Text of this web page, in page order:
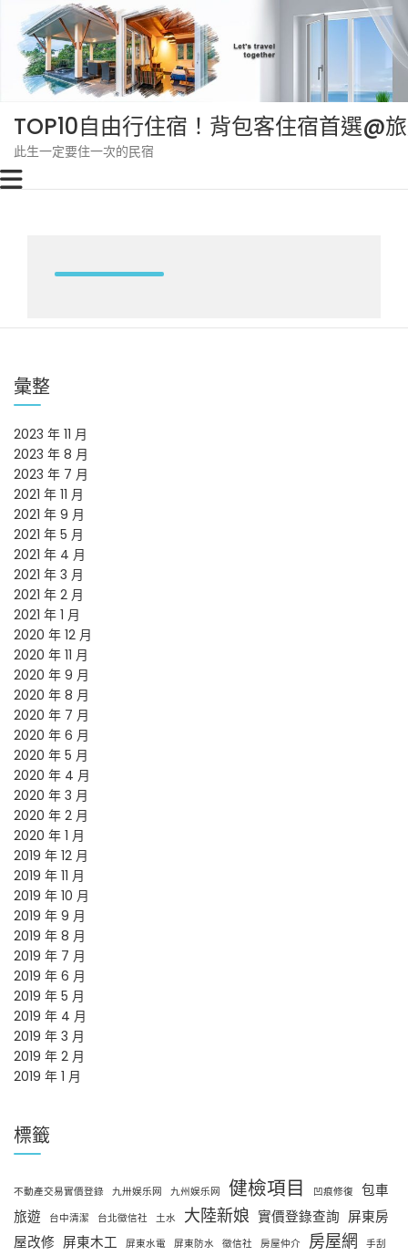
content
TOP10自由行住宿！背包客住宿首選@
此生一定要住一次的民宿
彙整
2023 年 11 月
2023 年 8 月
2023 年 7 月
2021 年 11 月
2021 年 9 月
2021 年 5 月
2021 年 4 月
2021 年 3 月
2021 年 2 月
2021 年 1 月
2020 年 12 月
2020 年 11 月
2020 年 9 月
2020 年 8 月
2020 年 7 月
2020 年 6 月
2020 年 5 月
2020 年 4 月
2020 年 3 月
2020 年 2 月
2020 年 1 月
2019 年 12 月
2019 年 11 月
2019 年 10 月
2019 年 9 月
2019 年 8 月
2019 年 7 月
2019 年 6 月
2019 年 5 月
2019 年 4 月
2019 年 3 月
2019 年 2 月
2019 年 1 月
標籤
不動產交易實價登錄 九卅娱乐网 九州娱乐网 健檢項目 凹痕修復
包車
旅遊
台中清潔 台北徵信社 土水 大陸新娘 實價登錄查詢 屏東房
屋改修 屏東木工 屏東水電 屏東防水 徵信社 房屋仲介 房屋網
手刮